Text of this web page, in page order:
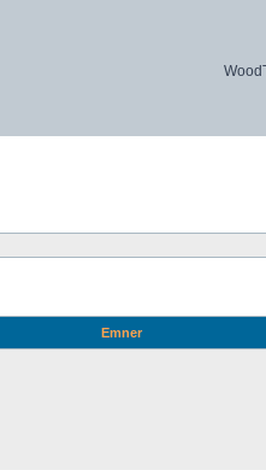
Emner